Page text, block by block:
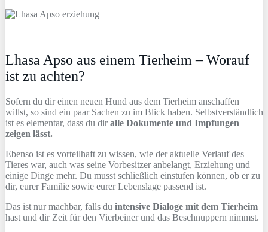
Lhasa Apso aus einem Tierheim – Worauf
ist zu achten?
Sofern du dir einen neuen Hund aus dem Tierheim anschaffen
willst, so sind ein paar Sachen zu im Blick haben. Selbstverständlich
ist es elementar, dass du diralle Dokumente und Impfungen
zeigen lässt.
Ebenso ist es vorteilhaft zu wissen, wie der aktuelle Verlauf des
Tieres war, auch was seine Vorbesitzer anbelangt, Erziehung und
einige Dinge mehr. Du musst schließlich einstufen können, ob er zu
dir, eurer Familie sowie eurer Lebenslage passend ist.
Das ist nur machbar, falls du intensive Dialoge mit dem Tierheim
hast und dir Zeit für den Vierbeiner und das Beschnuppern nimmst.